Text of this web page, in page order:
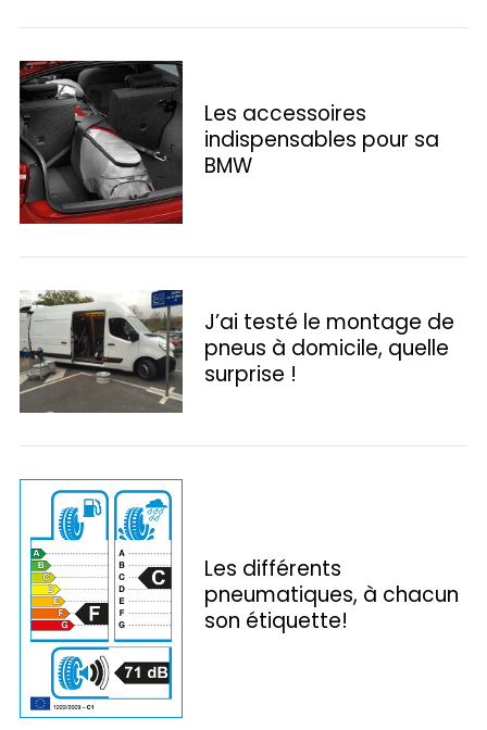
Les accessoires
indispensables pour sa
BMW
J’ai testé le montage de
pneus à domicile, quelle
surprise !
Les différents
pneumatiques, à chacun
son étiquette!
S
e
c
h
f
o
: